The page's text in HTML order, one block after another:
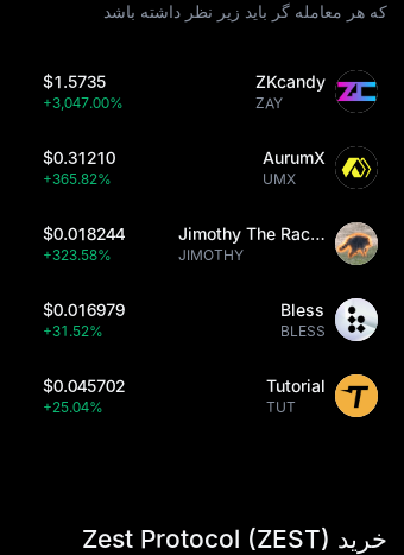
که هر معامله‌ گر باید زیر نظر داشته باشد
ZKcandy
ZAY
$1.5735
+3,047.00%
AurumX
UMX
$0.31210
+365.82%
Jimothy The Raccoon
JIMOTHY
$0.018244
+323.58%
Bless
BLESS
$0.016979
+31.52%
Tutorial
TUT
$0.045702
+25.04%
خرید Zest Protocol (ZEST)